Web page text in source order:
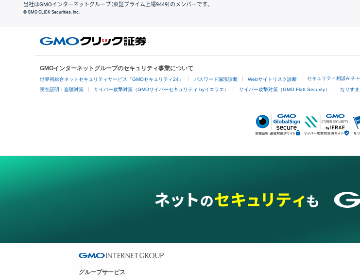
当社はGMOインターネットグループ（東証プライム上場9449）のメンバーです。
© GMO CLICK Securities, Inc.
GMOインターネットグループのセキュリティ事業について
世界初総合ネットセキュリティサービス「GMOセキュリティ24」 パスワード漏洩診断 Webサイトリスク診断 セキュリティ相談AIチ
実在証明・盗聴対策 サイバー攻撃対策（GMOサイバーセキュリティ byイエラエ） サイバー攻撃対策（GMO Flatt Security） なりす
グループサービス